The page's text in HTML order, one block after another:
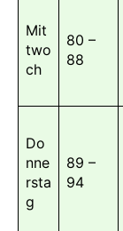
Mit
two
ch
80 –
88
Do
nne
rsta
g
89 –
94